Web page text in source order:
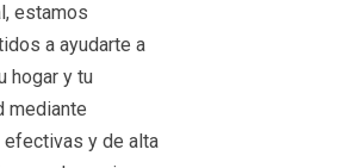
estamos
a ayudarte a
hogar y tu
mediante
y de alta